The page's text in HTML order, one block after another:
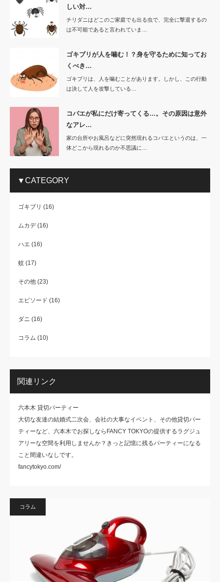
しい対…
チリダニはどこのご家庭でも出る虫で、完全に撃退するの
は不可能であると言われていま…
ゴキブリが人を噛む！？身を守るために知ってお
くべき…
ゴキブリは、人を噛むことがあります。しかし、この行動
は決して人を攻撃している…
コバエが私にだけ寄ってくる…。その原因は意外
なアレ…
家の台所やお風呂などに突然現れるコバエというのは、一
体どこから現れるのか不思議に…
▼CATEGORY
ゴキブリ (16)
ムカデ(16)
ハエ (16)
蚊 (17)
その他 (23)
エピソード (16)
ダニ (16)
コラム (10)
関連リンク
六本木 貸切パーティー
大切な友達の結婚式二次会、会社の大事なイベント、その他貸切パー
ティーなど、六本木でお探しならFANCY TOKYOの提供するラグジュ
アリーな空間を利用しませんか？きっと記憶に残るパーティーになる
こと間違いなしです。
fancytokyo.com/
コラム